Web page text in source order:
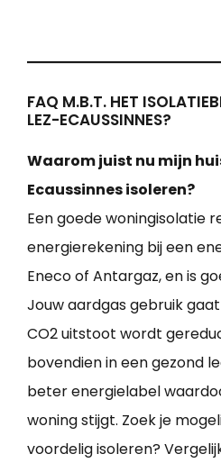
FAQ M.B.T. HET
LEZ-ECAUSSINNES?
Waarom juist nu mijn
Ecaussinnes isoleren?
Een goede woningisolatie
energierekening bij een
Eneco of Antargaz, en is
Jouw aardgas gebruik
CO2 uitstoot wordt
bovendien in een gezond
beter energielabel
woning stijgt. Zoek je
voordelig isoleren?